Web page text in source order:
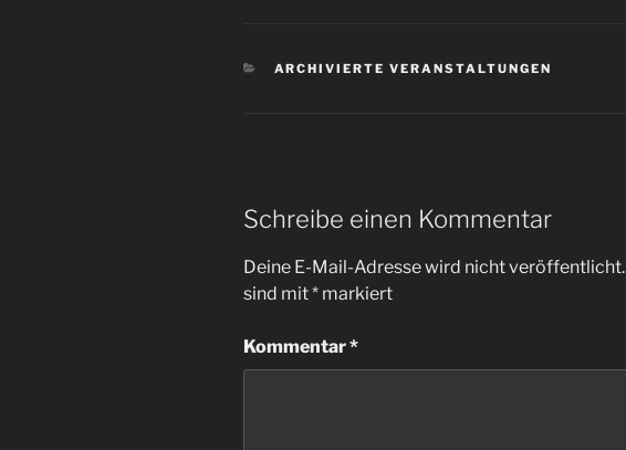
KATEGORIEN
ARCHIVIERTE VERANSTALTUNGEN
Schreibe einen Kommentar
Deine E-Mail-Adresse wird nicht veröffentlicht.
sind mit* markiert
Kommentar*